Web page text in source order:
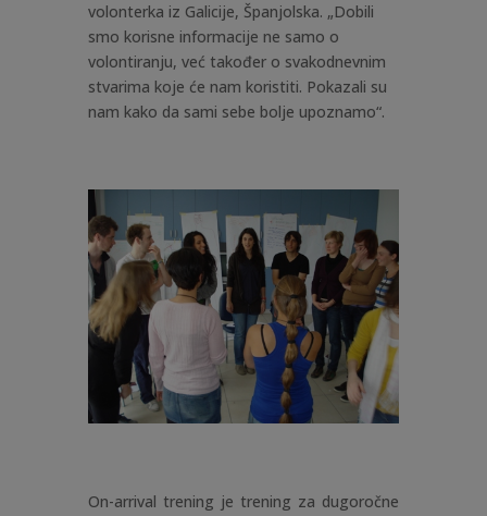
volonterka iz Galicije, Španjolska. „Dobili
smo korisne informacije ne samo o
volontiranju, već također o svakodnevnim
stvarima koje će nam koristiti. Pokazali su
nam kako da sami sebe bolje upoznamo“.
On-arrival trening je trening za dugoročne